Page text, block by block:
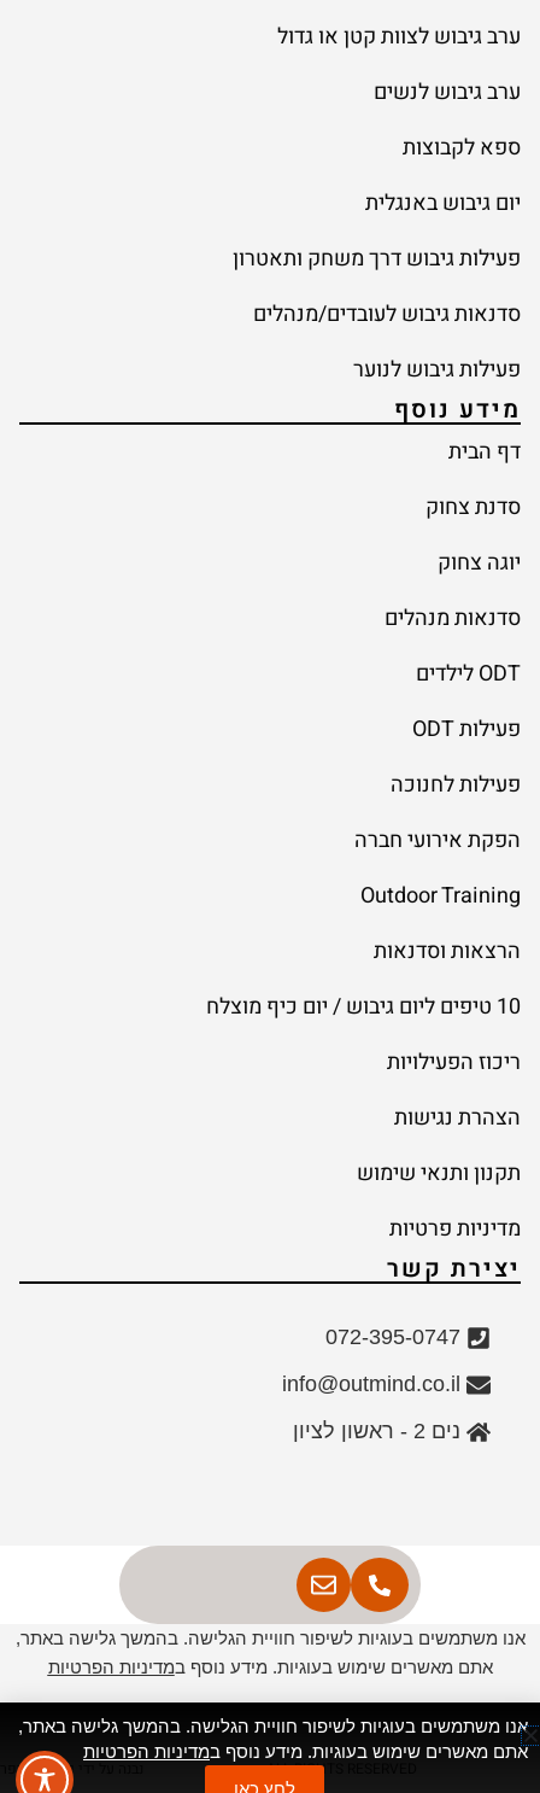
ערב גיבוש לצוות קטן או גדול
ערב גיבוש לנשים
ספא לקבוצות
יום גיבוש באנגלית
פעילות גיבוש דרך משחק ותאטרון
סדנאות גיבוש לעובדים/מנהלים
פעילות גיבוש לנוער
מידע נוסף
דף הבית
סדנת צחוק
יוגה צחוק
סדנאות מנהלים
ODT לילדים
פעילות ODT
פעילות לחנוכה
הפקת אירועי חברה
Outdoor Training
הרצאות וסדנאות
10 טיפים ליום גיבוש / יום כיף מוצלח
ריכוז הפעילויות
הצהרת נגישות
תקנון ותנאי שימוש
מדיניות פרטיות
יצירת קשר
072-395-0747
info@outmind.co.il
נים 2 - ראשון לציון
אנו משתמשים בעוגיות לשיפור חוויית הגלישה. בהמשך גלישה באתר,
אתם מאשרים שימוש בעוגיות. מידע נוסף במדיניות הפרטיות
ALL RIGHTS RESERVED נבנה על ידי יבגני שוייפר
אנו משתמשים בעוגיות לשיפור חוויית הגלישה. בהמשך גלישה באתר,
אתם מאשרים שימוש בעוגיות. מידע נוסף במדיניות הפרטיות
לחץ כאן